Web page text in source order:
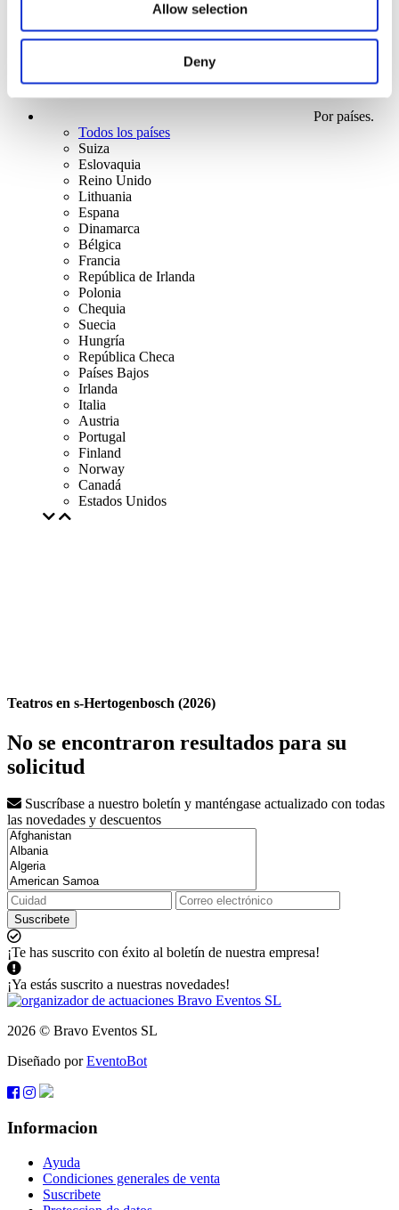
Allow selection
Deny
Por países.
Todos los países
Suiza
Eslovaquia
Reino Unido
Lithuania
Espana
Dinamarca
Bélgica
Francia
República de Irlanda
Polonia
Chequia
Suecia
Hungría
República Checa
Países Bajos
Irlanda
Italia
Austria
Portugal
Finland
Norway
Canadá
Estados Unidos
Teatros en s-Hertogenbosch (2026)
No se encontraron resultados para su
solicitud
Suscríbase a nuestro boletín y manténgase actualizado con todas
las novedades y descuentos
Suscribete
¡Te has suscrito con éxito al boletín de nuestra empresa!
¡Ya estás suscrito a nuestras novedades!
2026 © Bravo Eventos SL
Diseñado porEventoBot
Informacion
Ayuda
Condiciones generales de venta
Suscribete